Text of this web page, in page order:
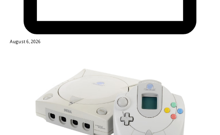
August 6, 2026